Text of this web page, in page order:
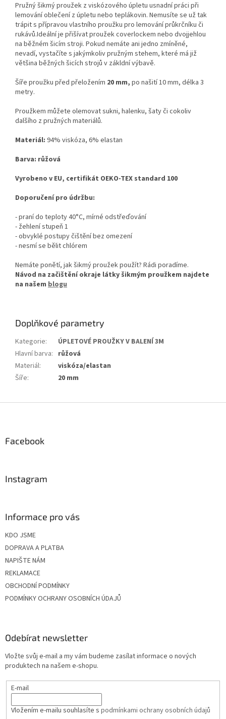
Pružný šikmý proužek z viskózového úpletu usnadní práci při
lemování oblečení z úpletu nebo teplákovin. Nemusíte se už tak
trápit s přípravou vlastního proužku pro lemování průkrčníku či
rukávů.Ideální je přišívat proužek coverlockem nebo dvojjehlou
na běžném šicím stroji. Pokud nemáte ani jedno zmíněné,
nevadí, vystačíte s jakýmkoliv pružným stehem, které má již
většina běžných šicích strojů v zákldní výbavě.
Šíře proužku před přeložením 20 mm, po našití 10 mm, délka 3
metry.
Proužkem můžete olemovat sukni, halenku, šaty či cokoliv
dalšího z pružných materiálů.
Materiál: 94% viskóza, 6% elastan
Barva: růžová
Vyrobeno v EU, certifikát OEKO-TEX standard 100
Doporučení pro údržbu:
- praní do teploty 40°C, mírné odstřeďování
- žehlení stupeň 1
- obvyklé postupy čištění bez omezení
- nesmí se bělit chlórem
Nemáte ponětí, jak šikmý proužek použít? Rádi poradíme.
Návod na začištění okraje látky šikmým proužkem najdete
na našem blogu
Doplňkové parametry
Kategorie:
ÚPLETOVÉ PROUŽKY V BALENÍ 3M
Hlavní barva: růžová
Materiál:
viskóza/elastan
Šíře: 20 mm
Facebook
Instagram
Informace pro vás
KDO JSME
DOPRAVA A PLATBA
NAPIŠTE NÁM
REKLAMACE
OBCHODNÍ PODMÍNKY
PODMÍNKY OCHRANY OSOBNÍCH ÚDAJŮ
Odebírat newsletter
Vložte svůj e-mail a my vám budeme zasílat informace o nových
produktech na našem e-shopu.
E-mail
Vložením e-mailu souhlasíte s podmínkami ochrany osobních údajů